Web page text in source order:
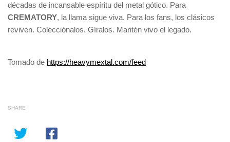
décadas de incansable espíritu del metal gótico. Para
CREMATORY, la llama sigue viva. Para los fans, los clásicos
reviven. Colecciónalos. Gíralos. Mantén vivo el legado.
Tomado de https://heavymextal.com/feed
SHARE